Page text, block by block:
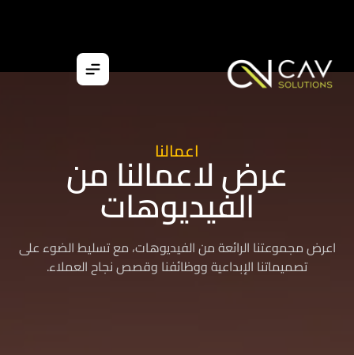
اعمالنا
عرض لاعمالنا من
الفيديوهات
اعرض مجموعتنا الرائعة من الفيديوهات، مع تسليط الضوء على
تصميماتنا الإبداعية ووظائفنا وقصص نجاح العملاء.